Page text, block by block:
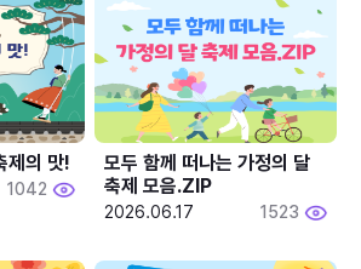
제의 맛!
1042
모두 함께 떠나는 가정의 달
축제 모음.ZIP
2026.06.17 1523